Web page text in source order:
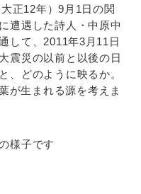
正12年）9月1日の関
遭遇した詩人・中原中
して、2011年3月11日
震災の以前と以後の日
、どのように映るか。
が生まれる源を考えま
様子です